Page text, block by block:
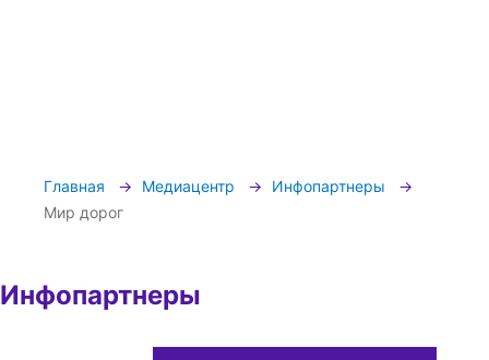
Главная Медиацентр
Инфопартнеры
Мир дорог
Инфопартнеры